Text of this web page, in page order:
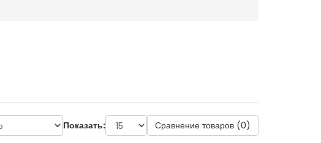
Показать: Сравнение товаров (0)